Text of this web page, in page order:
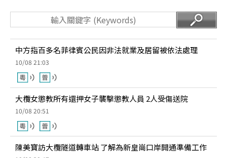
中方指百多名菲律賓公民因非法就業及居留被依法處理
10/08 21:03
大欖女懲教所有還押女子襲擊懲教人員 2人受傷送院
10/08 20:51
陳美寶訪大欖隧道轉車站 了解為新皇崗口岸開通準備工作